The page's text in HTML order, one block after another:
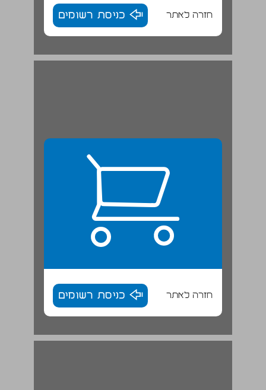
חזרה לאתר כניסת רשומים
חזרה לאתר כניסת רשומים